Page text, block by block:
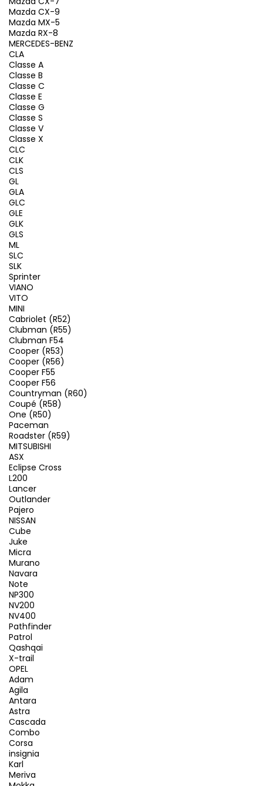
Mazda CX-9
Mazda MX-5
Mazda RX-8
MERCEDES-BENZ
CLA
Classe A
Classe B
Classe C
Classe E
Classe G
Classe S
Classe V
Classe X
CLC
CLK
CLS
GL
GLA
GLC
GLE
GLK
GLS
ML
SLC
SLK
Sprinter
VIANO
VITO
MINI
Cabriolet (R52)
Clubman (R55)
Clubman F54
Cooper (R53)
Cooper (R56)
Cooper F55
Cooper F56
Countryman (R60)
Coupé (R58)
One (R50)
Paceman
Roadster (R59)
MITSUBISHI
ASX
Eclipse Cross
L200
Lancer
Outlander
Pajero
NISSAN
Cube
Juke
Micra
Murano
Navara
Note
NP300
NV200
NV400
Pathfinder
Patrol
Qashqai
X-trail
OPEL
Adam
Agila
Antara
Astra
Cascada
Combo
Corsa
insignia
Karl
Meriva